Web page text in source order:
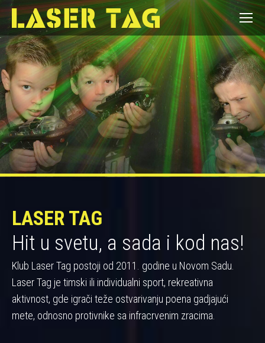
LASER TAG
Hit u svetu, a sada i kod nas!
Klub Laser Tag postoji od 2011. godine u Novom Sadu.
Laser Tag je timski ili individualni sport, rekreativna
aktivnost, gde igrači teže ostvarivanju poena gadjajući
mete, odnosno protivnike sa infracrvenim zracima.